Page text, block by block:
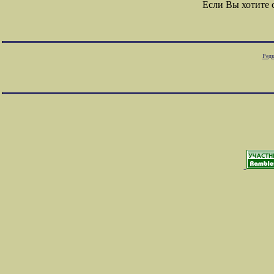
Если Вы хотите